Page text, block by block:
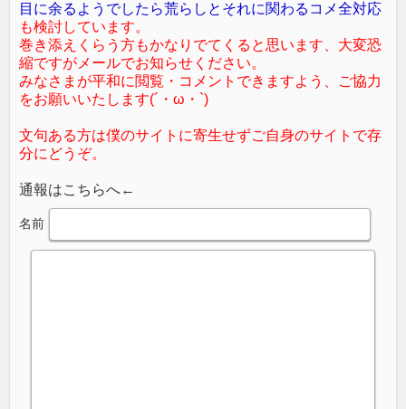
目に余るようでしたら荒らしとそれに関わるコメ全対応
も検討しています。
巻き添えくらう方もかなりでてくると思います、大変恐
縮ですがメールでお知らせください。
みなさまが平和に閲覧・コメントできますよう、ご協力
をお願いいたします(´・ω・`)
文句ある方は僕のサイトに寄生せずご自身のサイトで存
分にどうぞ。
通報はこちらへ←
名前